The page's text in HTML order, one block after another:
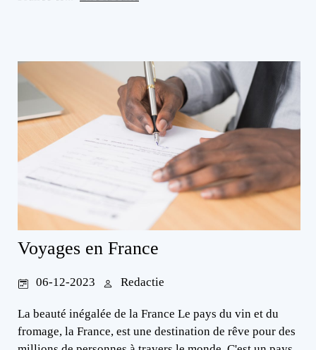
Voyages en France
06-12-2023 Redactie
La beauté inégalée de la France Le pays du vin et du
fromage, la France, est une destination de rêve pour des